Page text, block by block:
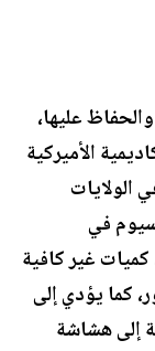
عليها،
الأميركية
الولايات
في
كميات غير كافية
كما يؤدي إلى
إلى هشاشة